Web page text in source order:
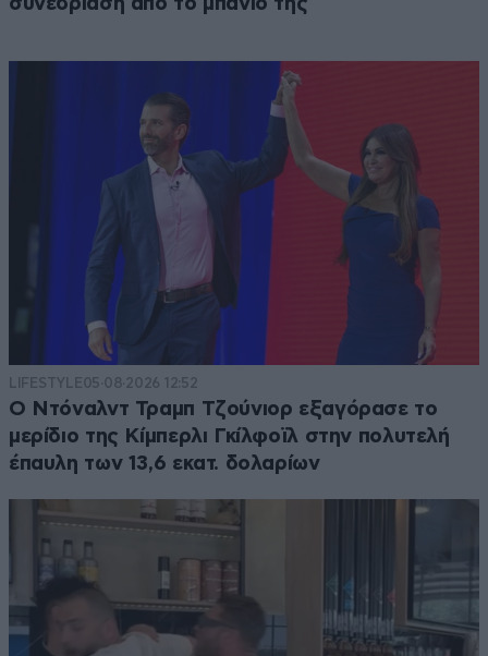
LIFESTYLE05·08·2026 12:52
Ο Ντόναλντ Τραμπ Τζούνιορ εξαγόρασε το
μερίδιο της Κίμπερλι Γκίλφοϊλ στην πολυτελή
έπαυλη των 13,6 εκατ. δολαρίων